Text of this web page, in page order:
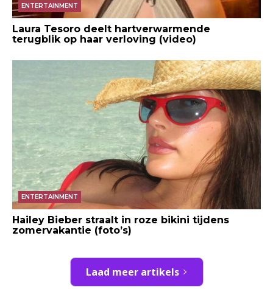
ENTERTAINMENT
Laura Tesoro deelt hartverwarmende
terugblik op haar verloving (video)
ENTERTAINMENT
Hailey Bieber straalt in roze bikini tijdens
zomervakantie (foto’s)
Laad meer artikels